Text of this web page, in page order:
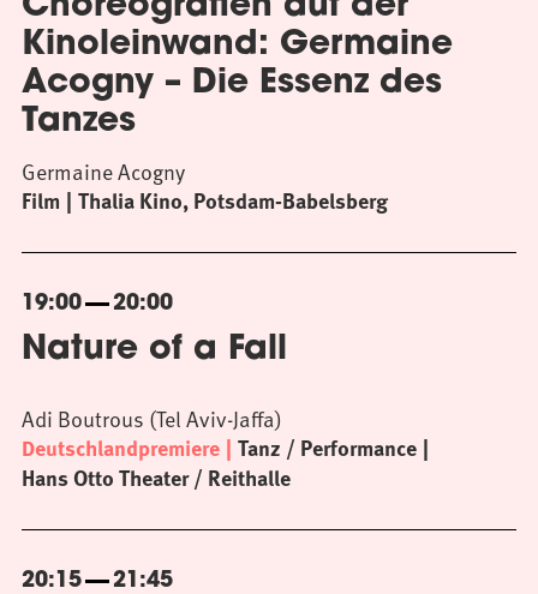
Choreografien auf der
Kinoleinwand: Germaine
Acogny – Die Essenz des
Tanzes
Film Thalia Kino, Potsdam-Babelsberg
Germaine Acogny
19:00 20:00
Nature of a Fall
Deutschlandpremiere Tanz / Performance
Hans Otto Theater / Reithalle
Adi Boutrous (Tel Aviv-Jaffa)
20:15 21:45